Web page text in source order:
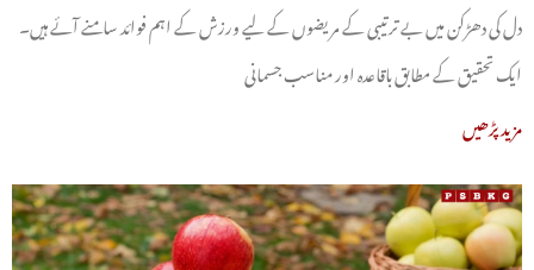
دل کی دھڑکن میں بے ترتیبی کے مریضوں کے لیے ورزش کے اہم فوائد سامنے آئے ہیں۔
ایک تحقیق کے مطابق باقاعدہ اور مناسب جسمانی
مزید پڑھیں